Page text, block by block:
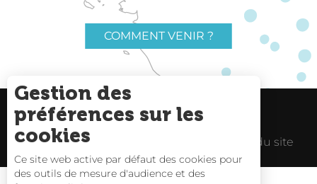
COMMENT VENIR ?
Charte du voyageur Liens utiles
Espace Pro Plan du site
Gestion des
préférences sur les
cookies
Ce site web active par défaut des cookies pour
des outils de mesure d'audience et des